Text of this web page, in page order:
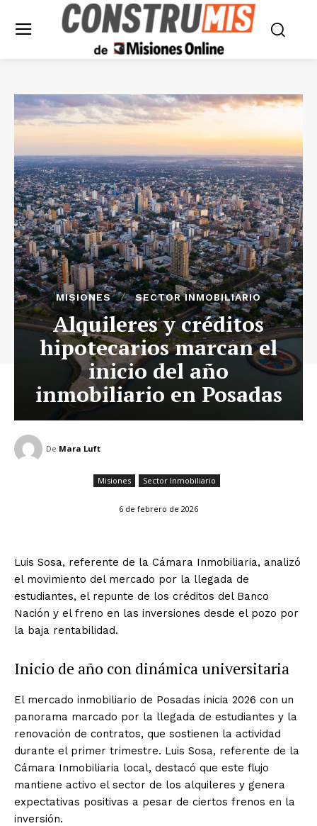
MISIONES SECTOR INMOBILIARIO
Alquileres y créditos
hipotecarios marcan el
inicio del año
inmobiliario en Posadas
De Mara Luft
Misiones Sector Inmobiliario
6 de febrero de 2026
Luis Sosa, referente de la Cámara Inmobiliaria, analizó
el movimiento del mercado por la llegada de
estudiantes, el repunte de los créditos del Banco
Nación y el freno en las inversiones desde el pozo por
la baja rentabilidad.
Inicio de año con dinámica universitaria
El mercado inmobiliario de Posadas inicia 2026 con un
panorama marcado por la llegada de estudiantes y la
renovación de contratos, que sostienen la actividad
durante el primer trimestre. Luis Sosa, referente de la
Cámara Inmobiliaria local, destacó que este flujo
mantiene activo el sector de los alquileres y genera
expectativas positivas a pesar de ciertos frenos en la
inversión.